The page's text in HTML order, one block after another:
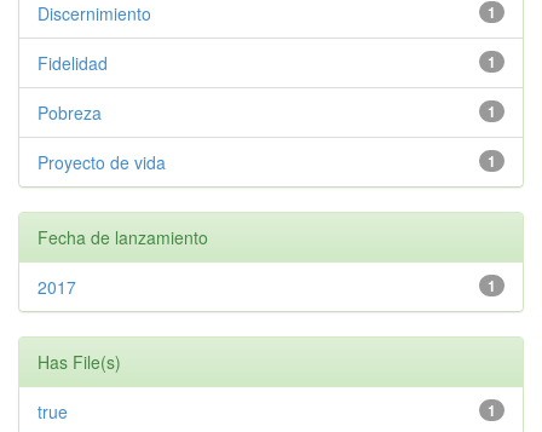
1
Discernimiento
1
Fidelidad
1
Pobreza
1
Proyecto de vida
Fecha de lanzamiento
1
2017
Has File(s)
1
true